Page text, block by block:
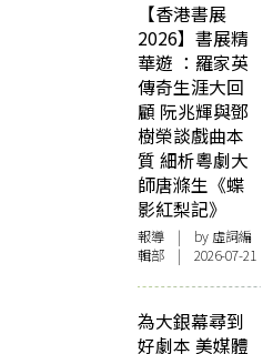
【香港書展
2026】書展精
華遊 ：羅家英
傳奇生涯大回
顧 阮兆輝與鄧
樹榮談戲曲本
質 細析粵劇大
師唐滌生《蝶
影紅梨記》
報導 | by 虛詞編
輯部 | 2026-07-21
為大銀幕尋到
好劇本 美媒體